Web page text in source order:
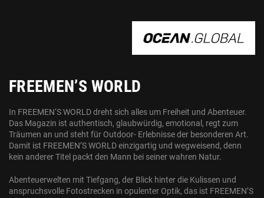
FREEMEN’S WORLD
In FREEMEN‘S WORLD dreht sich alles um Freiheit und Abenteuer.
Das Magazin ist authentisch, glaubwürdig, emotional, regt zum
Träumen an und steht für Outdoor- Erlebnisse der besonderen Art.
Damit ist FREEMEN’S WORLD einzigartig und wegweisend, denn
kein anderer Titel packt den Mann bei seiner wahren Natur.
Abenteuerwelten mit Tiefgang, der Blick hinter die Kulissen und
anspruchsvolle Fotostrecken in opulenter Optik, das ist FREEMEN’S